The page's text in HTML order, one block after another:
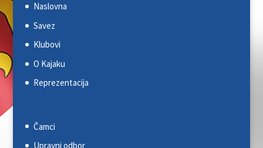
Naslovna
Savez
Klubovi
O Kajaku
Reprezentacija
Čamci
Upravni odbor